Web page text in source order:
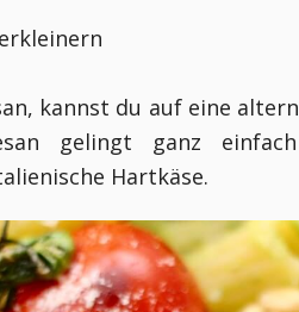
kannst du auf eine
gelingt ganz
Hartkäse.